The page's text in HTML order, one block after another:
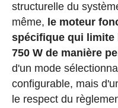
structurelle du
même, le moteur
spécifique qui limite
750 W de manière
d'un mode
configurable, mais
le respect du